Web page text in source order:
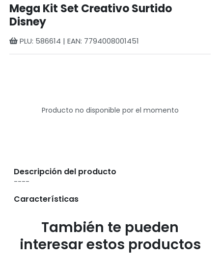
Mega Kit Set Creativo Surtido
Disney
PLU: 586614 | EAN: 7794008001451
Producto no disponible por el momento
Descripción del producto
----
Características
También te pueden
interesar estos productos